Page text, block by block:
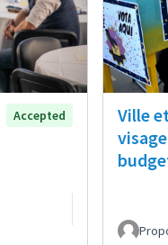
Accepted
Ville